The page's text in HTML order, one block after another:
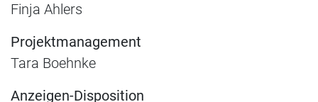
Finja Ahlers
Projektmanagement
Tara Boehnke
Anzeigen-Disposition